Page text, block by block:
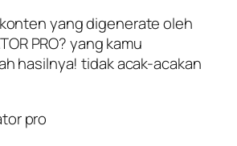
yang digenerate oleh
PRO? yang kamu
hasilnya! tidak acak-acakan